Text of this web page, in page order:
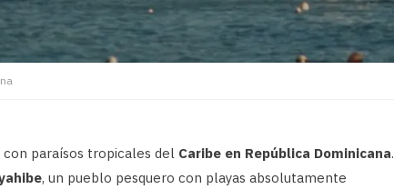
paraísos tropicales del Caribe en República Dominicana.
, un pueblo pesquero con playas absolutamente